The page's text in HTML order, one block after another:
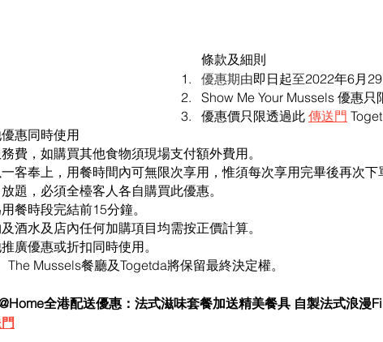
條款及細則
優惠期由即日起至2022年6月
Show Me Your Mussels 優惠只
優惠價只限透過此 傳送門
惠同時使用
費，如購買其他食物須現場支付額外費用。
客奉上，用餐時間內可無限次享用，惟須每次享用完畢後再次下
題，必須全檯客人各自購買此優惠。
餐時段完結前15分鐘。
酒水及店內任何加購項目均需按正價計算。
廣優惠或折扣同時使用。
The Mussels餐廳及Togetda將保留最終決定權。
全港配送優惠：法式滋味套餐加送精美餐具 自製法式浪漫